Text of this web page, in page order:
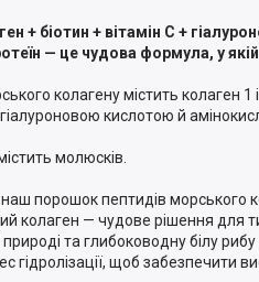
+ біотин + вітамін С +
— це чудова формула, у якій
колагену містить колаген 1
гіалуроновою кислотою й
молюсків.
порошок пептидів морського
колаген — чудове рішення для
та глибоководну білу
гідролізації, щоб забезпечити